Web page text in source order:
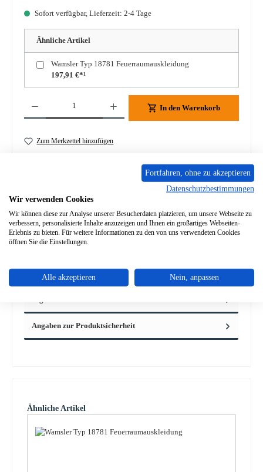
Sofort verfügbar, Lieferzeit: 2-4 Tage
Ähnliche Artikel
Wamsler Typ 18781 Feuerraumauskleidung
197,91 €*¹
In den Warenkorb
Zum Merkzettel hinzufügen
Frage zum Produkt
Beschreibung
Umlenkung, Flammensc…
Mehr
Angaben zur Produktsicherheit
Produktgalerie überspringen
Ähnliche Artikel
Fortfahren, ohne zu akzeptieren
Datenschutzbestimmungen
Wir verwenden Cookies
Wir können diese zur Analyse unserer Besucherdaten platzieren, um unsere Webseite zu
verbessern, personalisierte Inhalte anzuzeigen und Ihnen ein großartiges Webseiten-
Erlebnis zu bieten. Für weitere Informationen zu den von uns verwendeten Cookies
öffnen Sie die Einstellungen.
Alle akzeptieren Nein, anpassen